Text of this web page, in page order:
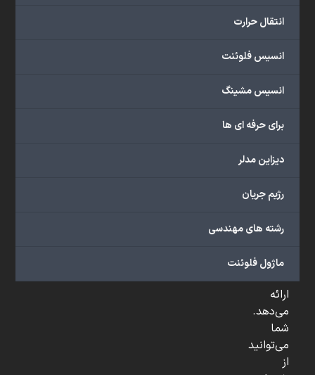
انتقال حرارت
انسیس فلوئنت
انسیس مشینگ
برای حرفه ای ها
دیزاین مدلر
رژیم جریان
رشته های مهندسی
ماژول فلوئنت
محاسباتی
برخوردار
مجموعه
خدمات
را
اهداف
پژوهشی،
و
...
ارائه
می‌دهد.
شما
می‌توانید
از